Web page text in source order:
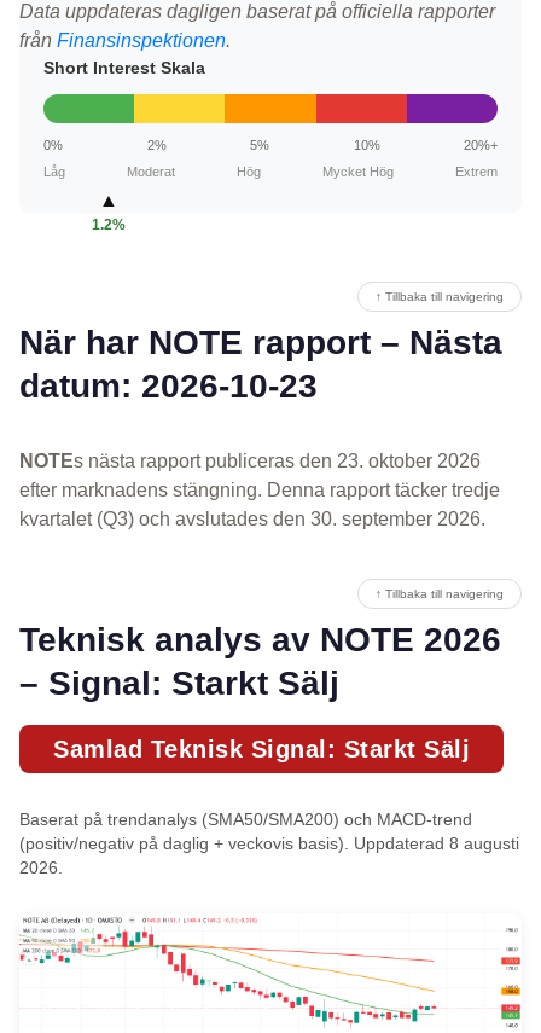
Data uppdateras dagligen baserat på officiella rapporter
från Finansinspektionen.
Short Interest Skala
0% 2% 5% 10%
20%+
Låg
Moderat Hög Mycket Hög Extrem
▲
1.2%
↑ Tillbaka till navigering
När har NOTE rapport – Nästa
datum: 2026-10-23
NOTEs nästa rapport publiceras den 23. oktober 2026
efter marknadens stängning. Denna rapport täcker tredje
kvartalet (Q3) och avslutades den 30. september 2026.
↑ Tillbaka till navigering
Teknisk analys av NOTE 2026
– Signal: Starkt Sälj
Samlad Teknisk Signal: Starkt Sälj
Baserat på trendanalys (SMA50/SMA200) och MACD-trend
(positiv/negativ på daglig + veckovis basis). Uppdaterad 8 augusti
2026.